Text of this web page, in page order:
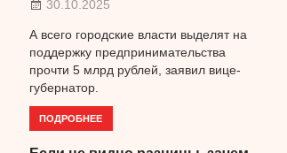
30.10.2025
А всего городские власти выделят на
поддержку предпринимательства
прочти 5 млрд рублей, заявил вице-
губернатор.
ПОДРОБНЕЕ